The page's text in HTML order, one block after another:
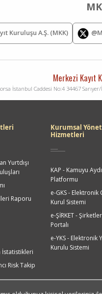
Kuruluşu A.Ş. (MKK)
Merkezi Kayıt
İstanbul Caddesi No:4 34467 Sarıyer/
Yurtdışı
Raporu
İstatistikleri
Risk Takip
Kurumsal
Hizmetleri
KAP - Kamuyu
Platformu
e-GKS - Elektronik
Kurul Sistemi
e-ŞİRKET -
Portalı
e-YKS - Elektronik
Kurulu Sistemi